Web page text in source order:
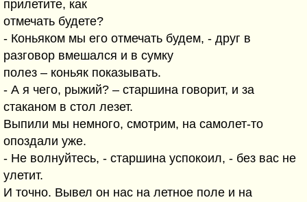
прилетите, как
отмечать будете?
- Коньяком мы его отмечать будем, - друг в
разговор вмешался и в сумку
полез – коньяк показывать.
- А я чего, рыжий? – старшина говорит, и за
стаканом в стол лезет.
Выпили мы немного, смотрим, на самолет-то
опоздали уже.
- Не волнуйтесь, - старшина успокоил, - без вас не
улетит.
И точно. Вывел он нас на летное поле и на